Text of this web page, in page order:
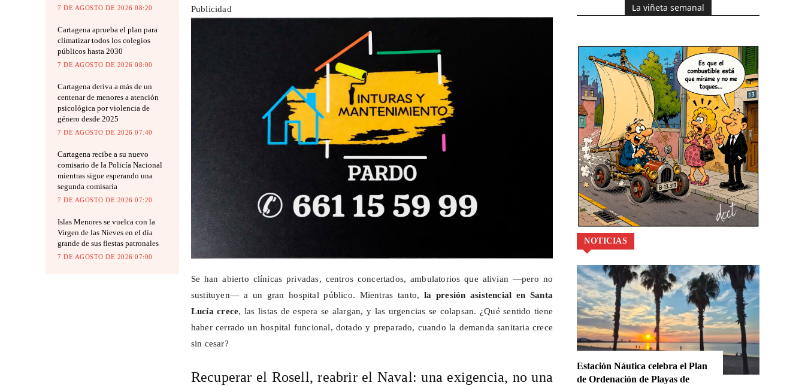
7 DE AGOSTO DE 2026 08:20
Cartagena aprueba el plan para
climatizar todos los colegios
públicos hasta 2030
7 DE AGOSTO DE 2026 08:00
Cartagena deriva a más de un
centenar de menores a atención
psicológica por violencia de
género desde 2025
7 DE AGOSTO DE 2026 07:40
Cartagena recibe a su nuevo
comisario de la Policía Nacional
mientras sigue esperando una
segunda comisaría
7 DE AGOSTO DE 2026 07:20
Islas Menores se vuelca con la
Virgen de las Nieves en el día
grande de sus fiestas patronales
7 DE AGOSTO DE 2026 07:00
Publicidad
Se han abierto clínicas privadas, centros concertados, ambulatorios que alivian —pero no
sustituyen— a un gran hospital público. Mientras tanto, la presión asistencial en Santa
Lucía crece, las listas de espera se alargan, y las urgencias se colapsan. ¿Qué sentido tiene
haber cerrado un hospital funcional, dotado y preparado, cuando la demanda sanitaria crece
sin cesar?
Recuperar el Rosell, reabrir el Naval: una exigencia, no una
La viñeta semanal
NOTICIAS
Estación Náutica celebra el Plan
de Ordenación de Playas de